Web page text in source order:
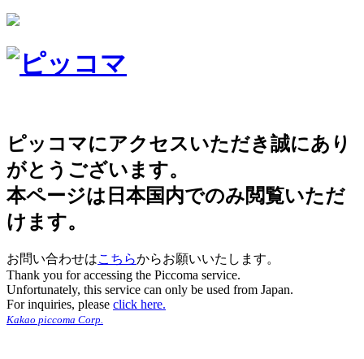
ピッコマにアクセスいただき誠にあり
がとうございます。
本ページは日本国内でのみ閲覧いただ
けます。
お問い合わせはこちらからお願いいたします。
Thank you for accessing the Piccoma service.
Unfortunately, this service can only be used from Japan.
For inquiries, please click here.
Kakao piccoma Corp.